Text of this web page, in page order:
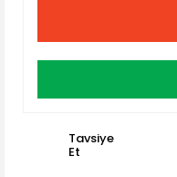
Tavsiye
Et